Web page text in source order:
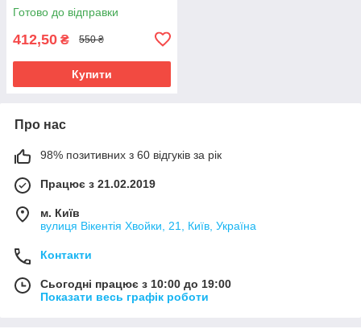
Готово до відправки
412,50 ₴ 550 ₴
Купити
Про нас
98% позитивних з 60 відгуків за рік
Працює з 21.02.2019
м. Київ
вулиця Вікентія Хвойки, 21, Київ, Україна
Контакти
Сьогодні працює з 10:00 до 19:00
Показати весь графік роботи